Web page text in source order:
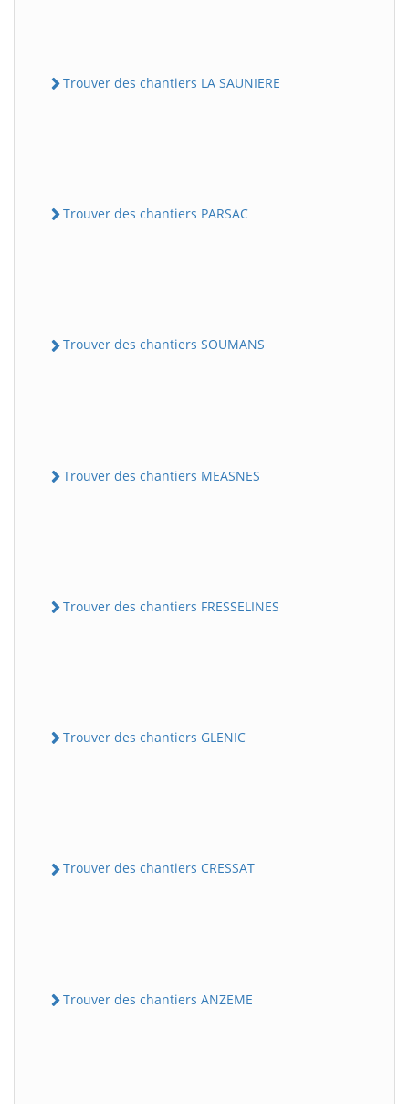
Trouver des chantiers LA SAUNIERE
Trouver des chantiers PARSAC
Trouver des chantiers SOUMANS
Trouver des chantiers MEASNES
Trouver des chantiers FRESSELINES
Trouver des chantiers GLENIC
Trouver des chantiers CRESSAT
Trouver des chantiers ANZEME